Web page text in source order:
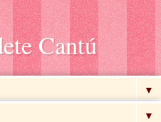
Cantú
▼
▼